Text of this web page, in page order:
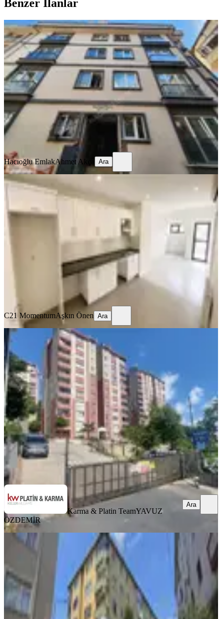
Benzer İlanlar
YENİ
Yeni Binada 1+1 Cadde Ye Yakın Ayrı
Mutfaklı Temiz Daire
Kağıthane, Telsizler Mahallesi
·65 m²· Yüksek giriş 06.08.2026
28.000 ₺
Hacıoğlu EmlakAhmet Akça
Hacıoğlu EmlakAhmet Akça Ara
YENİ
Merkez-kağıthane Caddesi Üzerinde
2+1 Kiralık Daire
Kağıthane, Merkez Mahallesi
80 m² 5. Kat·06.08.2026
46.000 ₺
Aşkın Önen
Ara
C21 MomentumAşkın Önen Ara
YENİ
Vadikent Sitesi'nde Önü
Açı,ferah,asansörlü, 2+1,kiralık Daire
Kağıthane, Hamidiye Mahallesi
2+1 ·100 m² · 2. Kat· 06.08.2026
48.500 ₺
Karma & Platin Team YAVUZ ÖZDEMİR
Ara
Karma & Platin TeamYAVUZ
ÖZDEMİR
Ara
YENİ
Seyrantepe Seringül Sitesinde Kiralik
3+1 Daire
Kağıthane, Seyrantepe Mahallesi
3+1 · 130 m²· 3. Kat· 06.08.2026
48.000 ₺